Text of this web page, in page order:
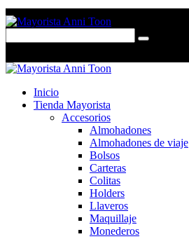
Inicio
Tienda Mayorista
Accesorios
Almohadones
Almohadones de viaje
Bolsos
Carteras
Colitas
Holders
Llaveros
Maquillaje
Monederos